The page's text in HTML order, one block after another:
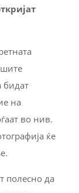
бидат
на
во нив.
ќе
полесно да